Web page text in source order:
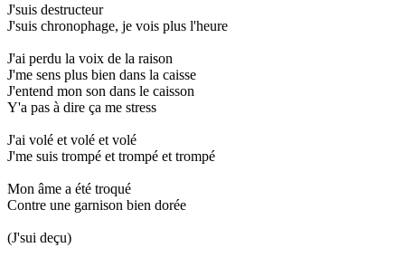
J'suis destructeur
J'suis chronophage, je vois plus l'heure
J'ai perdu la voix de la raison
J'me sens plus bien dans la caisse
J'entend mon son dans le caisson
Y'a pas à dire ça me stress
J'ai volé et volé et volé
J'me suis trompé et trompé et trompé
Mon âme a été troqué
Contre une garnison bien dorée
(J'sui deçu)